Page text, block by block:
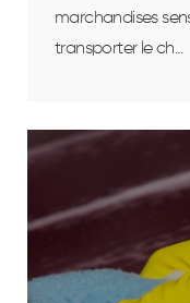
marchandises
transporter le ch...